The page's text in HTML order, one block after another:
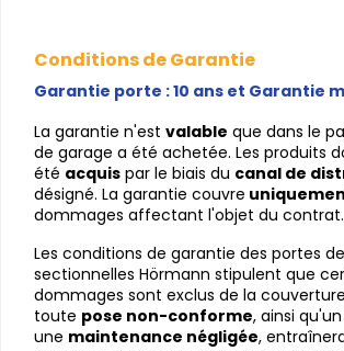
Conditions de Garantie
Garantie porte : 10 ans et Garantie
La garantie n'est valable que dans le
de garage a été achetée. Les produits
été acquis par le biais du canal de
désigné. La garantie couvre
dommages affectant l'objet du contrat.
Les conditions de garantie des portes
sectionnelles Hörmann stipulent que
dommages sont exclus de la
toute pose non-conforme, ainsi qu'un
une maintenance négligée,